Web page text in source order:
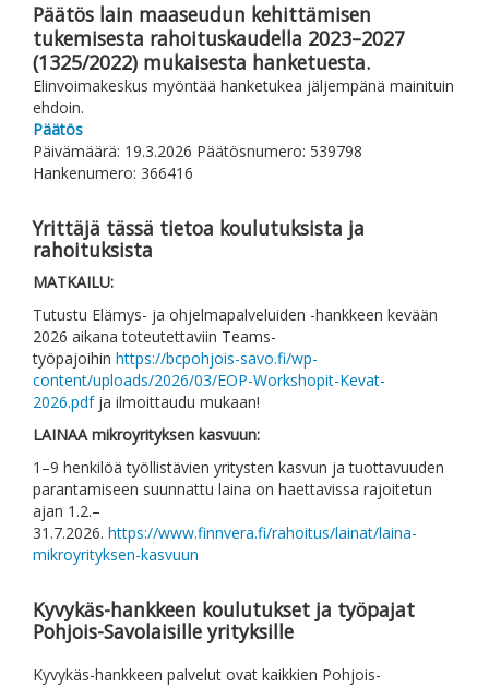
Päätös lain maaseudun kehittämisen
tukemisesta rahoituskaudella 2023–2027
(1325/2022) mukaisesta hanketuesta.
Elinvoimakeskus myöntää hanketukea jäljempänä mainituin
ehdoin.
Päätös
Päivämäärä: 19.3.2026 Päätösnumero: 539798
Hankenumero: 366416
Yrittäjä tässä tietoa koulutuksista ja
rahoituksista
MATKAILU:
Tutustu Elämys- ja ohjelmapalveluiden -hankkeen kevään
2026 aikana toteutettaviin Teams-
työpajoihin https://bcpohjois-savo.fi/wp-
content/uploads/2026/03/EOP-Workshopit-Kevat-
2026.pdfja ilmoittaudu mukaan!
LAINAA mikroyrityksen kasvuun:
1–9 henkilöä työllistävien yritysten kasvun ja tuottavuuden
parantamiseen suunnattu laina on haettavissa rajoitetun
ajan 1.2.–
31.7.2026. https://www.finnvera.fi/rahoitus/lainat/laina-
mikroyrityksen-kasvuun
Kyvykäs-hankkeen koulutukset ja työpajat
Pohjois-Savolaisille yrityksille
Kyvykäs-hankkeen palvelut ovat kaikkien Pohjois-